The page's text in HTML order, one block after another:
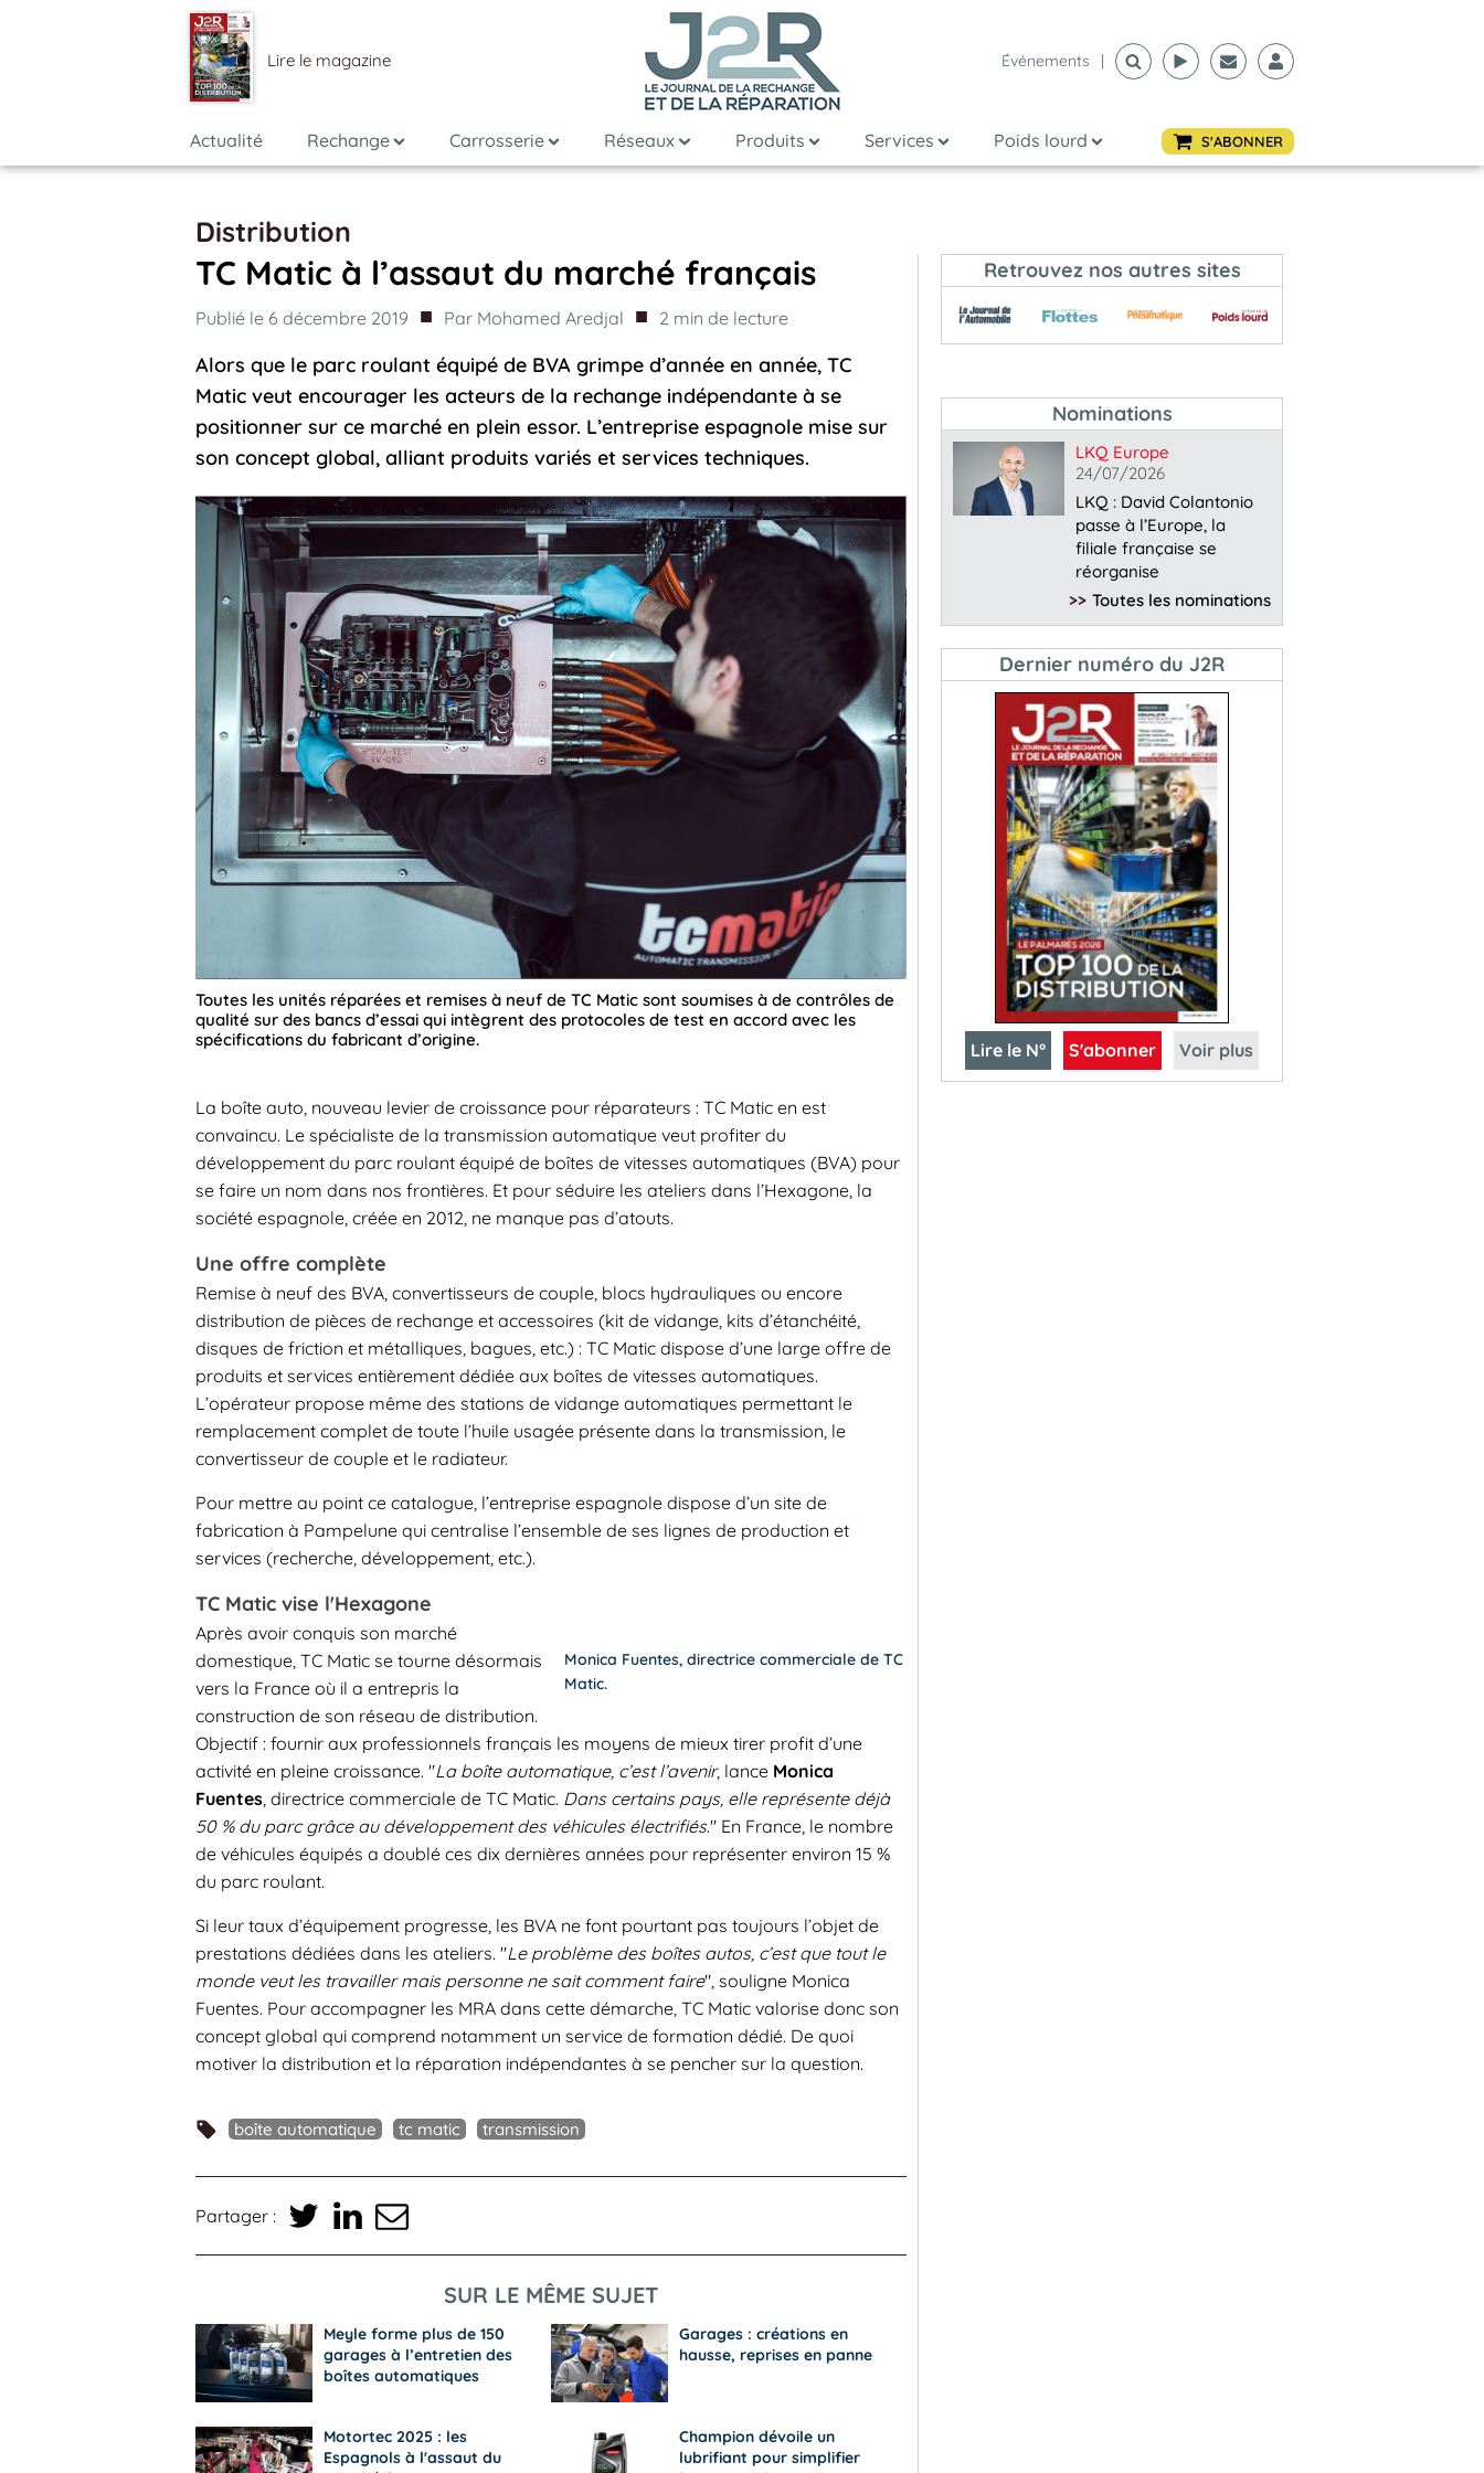
Lire le magazine Événements |
Actualité Rechange Carrosserie Réseaux Produits Services Poids lourd S'ABONNER
Distribution
TC Matic à l’assaut du marché français
Publié le 6 décembre 2019 ■ Par Mohamed Aredjal ■ 2 min de lecture
Alors que le parc roulant équipé de BVA grimpe d’année en année, TC
Matic veut encourager les acteurs de la rechange indépendante à se
positionner sur ce marché en plein essor. L’entreprise espagnole mise sur
son concept global, alliant produits variés et services techniques.
Toutes les unités réparées et remises à neuf de TC Matic sont soumises à de contrôles de
qualité sur des bancs d’essai qui intègrent des protocoles de test en accord avec les
spécifications du fabricant d’origine.
La boîte auto, nouveau levier de croissance pour réparateurs : TC Matic en est
convaincu. Le spécialiste de la transmission automatique veut profiter du
développement du parc roulant équipé de boîtes de vitesses automatiques (BVA) pour
se faire un nom dans nos frontières. Et pour séduire les ateliers dans l’Hexagone, la
société espagnole, créée en 2012, ne manque pas d’atouts.
Une offre complète
Remise à neuf des BVA, convertisseurs de couple, blocs hydrauliques ou encore
distribution de pièces de rechange et accessoires (kit de vidange, kits d’étanchéité,
disques de friction et métalliques, bagues, etc.) : TC Matic dispose d’une large offre de
produits et services entièrement dédiée aux boîtes de vitesses automatiques.
L’opérateur propose même des stations de vidange automatiques permettant le
remplacement complet de toute l’huile usagée présente dans la transmission, le
convertisseur de couple et le radiateur.
Pour mettre au point ce catalogue, l’entreprise espagnole dispose d’un site de
fabrication à Pampelune qui centralise l’ensemble de ses lignes de production et
services (recherche, développement, etc.).
TC Matic vise l'Hexagone
Monica Fuentes, directrice commerciale de TC
Matic.
Après avoir conquis son marché
domestique, TC Matic se tourne désormais
vers la France où il a entrepris la
construction de son réseau de distribution.
Objectif : fournir aux professionnels français les moyens de mieux tirer profit d’une
activité en pleine croissance. "La boîte automatique, c’est l’avenir, lance Monica
Fuentes, directrice commerciale de TC Matic. Dans certains pays, elle représente déjà
50 % du parc grâce au développement des véhicules électrifiés." En France, le nombre
de véhicules équipés a doublé ces dix dernières années pour représenter environ 15 %
du parc roulant.
Si leur taux d’équipement progresse, les BVA ne font pourtant pas toujours l’objet de
prestations dédiées dans les ateliers. "Le problème des boîtes autos, c’est que tout le
monde veut les travailler mais personne ne sait comment faire", souligne Monica
Fuentes. Pour accompagner les MRA dans cette démarche, TC Matic valorise donc son
concept global qui comprend notamment un service de formation dédié. De quoi
motiver la distribution et la réparation indépendantes à se pencher sur la question.
boîte automatique tc matic transmission
Partager :
SUR LE MÊME SUJET
Meyle forme plus de 150
garages à l’entretien des
boîtes automatiques
Garages : créations en
hausse, reprises en panne
Motortec 2025 : les
Espagnols à l'assaut du
Champion dévoile un
lubrifiant pour simplifier
Retrouvez nos autres sites
Nominations
LKQ Europe
24/07/2026
LKQ : David Colantonio
passe à l’Europe, la
filiale française se
réorganise
>> Toutes les nominations
Dernier numéro du J2R
Lire le N° S'abonner Voir plus